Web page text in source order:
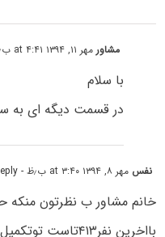
مشاورمهر ۱۱, ۱۳۹۴ at ۴:۴۱ ب٫ظ
با سلام
در قسمت دیگه ای به
نفس مهر ۸, ۱۳۹۴ at ۳:۴۰ ب٫ظ - Reply
خانم مشاور ب نظرتون منکه
بااخرین